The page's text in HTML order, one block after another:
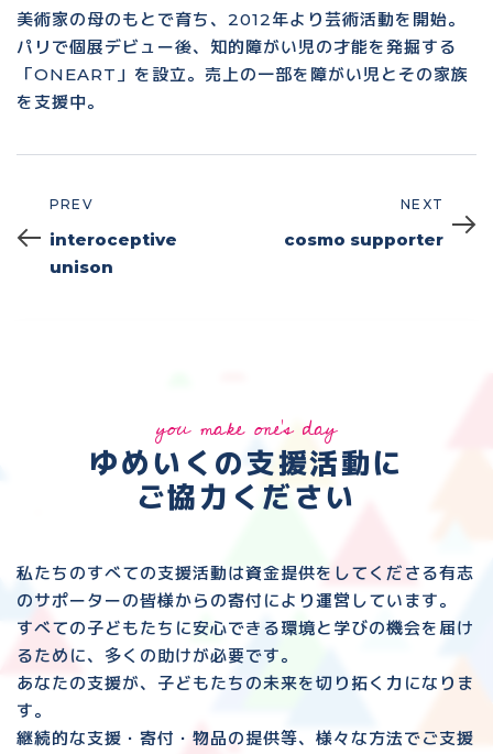
美術家の母のもとで育ち、2012年より芸術活動を開始。
パリで個展デビュー後、知的障がい児の才能を発掘する
「ONEART」を設立。売上の一部を障がい児とその家族
を支援中。
Prev
PREV
interoceptive
unison
NEXT
cosmo supporter
you make one's day
ゆめいくの支援活動に
ご協力ください
私たちのすべての支援活動は資金提供をしてくださる有志
のサポーターの皆様からの寄付により運営しています。
すべての子どもたちに安心できる環境と 学びの機会を届け
るために、多くの助けが必要です。
あなたの支援が、子どもたちの未来を切り拓く力になりま
す。
継続的な支援・寄付・物品の提供等、様々な方法でご支援